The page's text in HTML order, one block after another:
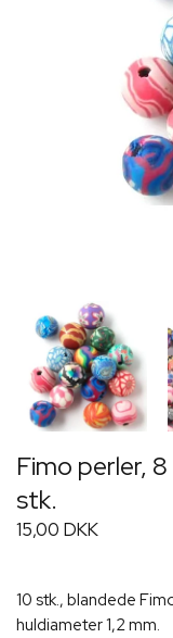
Fimo perler,
stk.
15,00 DKK
10 stk., blandede
huldiameter 1,2 mm.